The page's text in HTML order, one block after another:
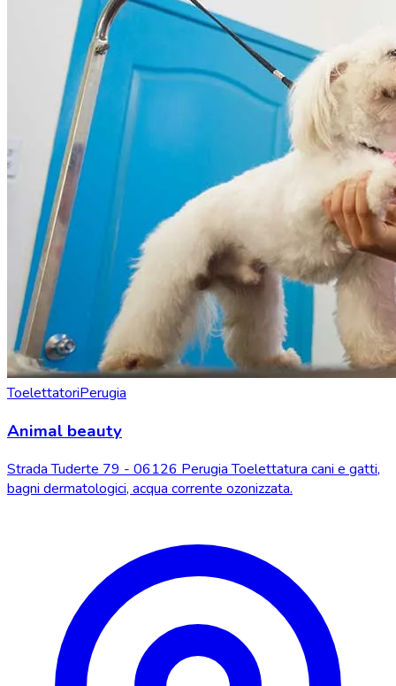
ToelettatoriPerugia
Animal beauty
Strada Tuderte 79 - 06126 Perugia Toelettatura cani e gatti,
bagni dermatologici, acqua corrente ozonizzata.